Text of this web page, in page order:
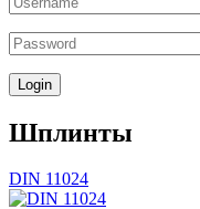
Шплинты
DIN 11024